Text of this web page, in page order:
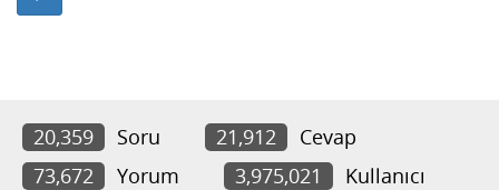
20,359 Soru 21,912
Cevap
73,672
Yorum 3,975,021 Kullanıcı